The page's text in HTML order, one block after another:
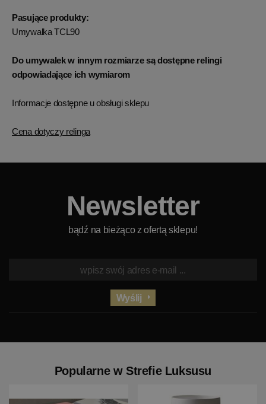
Pasujące produkty:
Umywalka TCL90
Do umywalek w innym rozmiarze są dostępne relingi
odpowiadające ich wymiarom
Informacje dostępne u obsługi sklepu
Cena dotyczy relinga
Newsletter
bądź na bieżąco z ofertą sklepu!
Wyślij
Popularne w Strefie Luksusu